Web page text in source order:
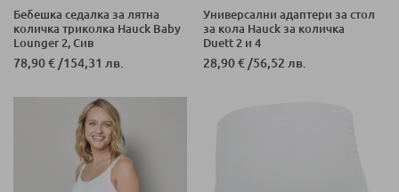
Бебешка седалка за лятна
количка триколка Hauck Baby
Lounger 2, Сив
78,90 €/154,31 лв.
Универсални адаптери за стол
за кола Hauck за количка
Duett 2 и 4
28,90 €/56,52 лв.